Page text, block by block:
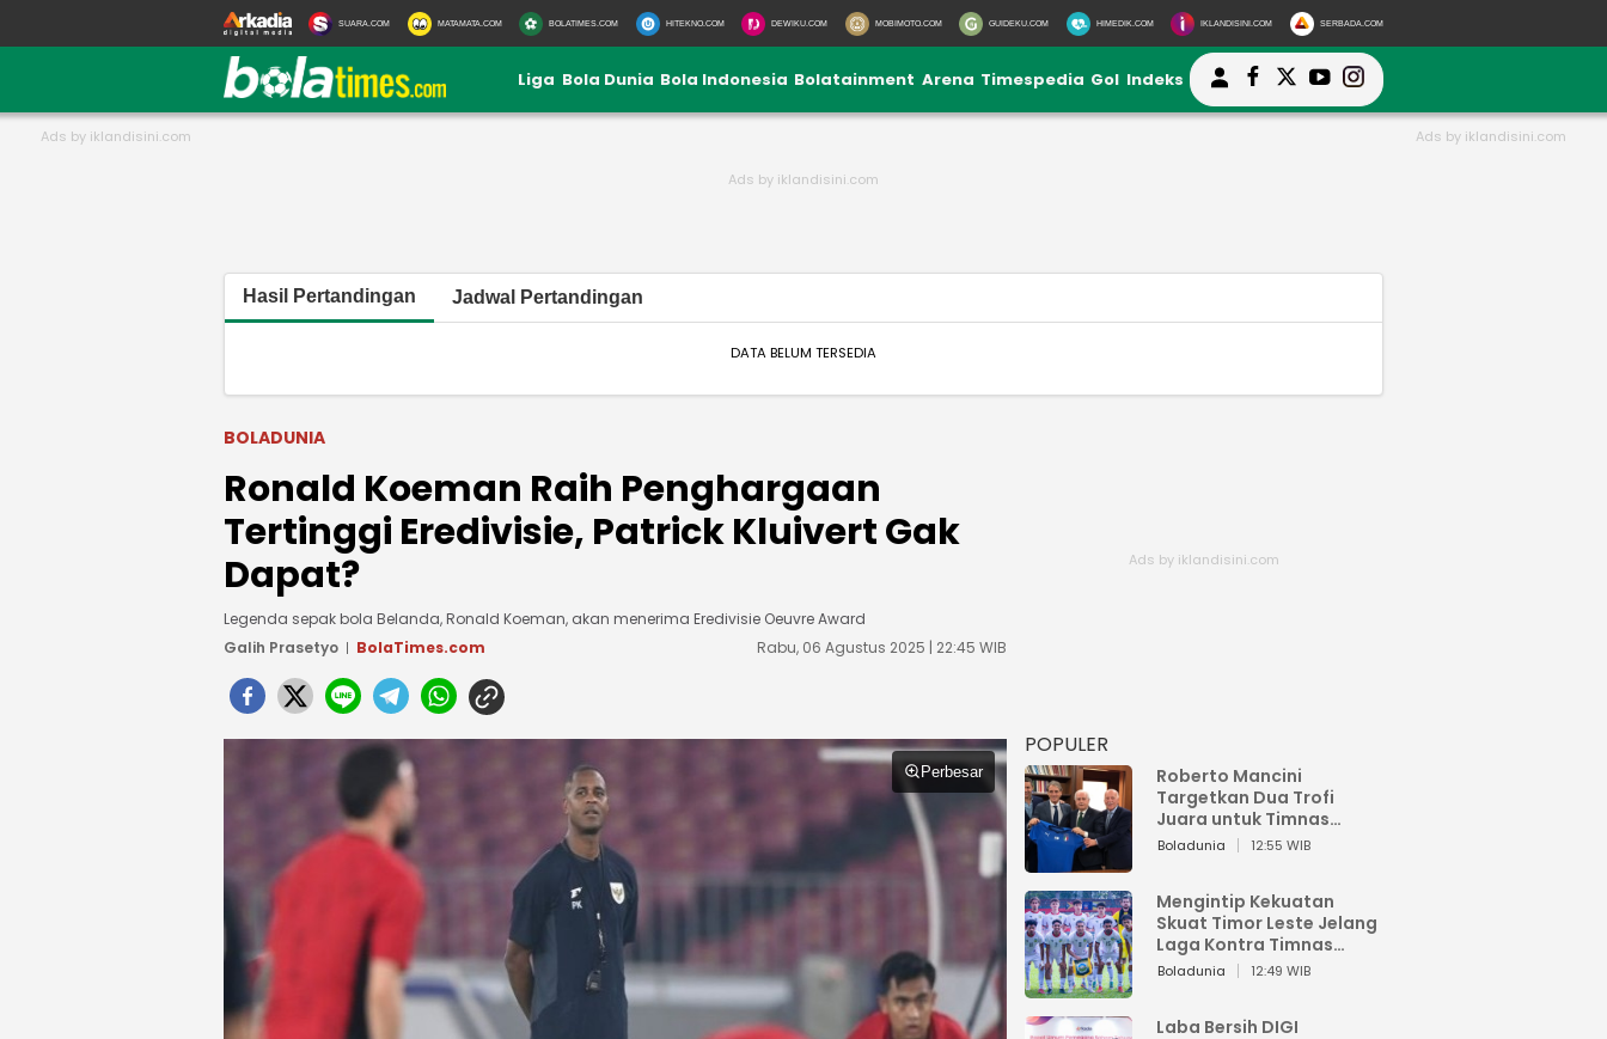
SUARA.COM MATAMATA.COM BOLATIMES.COM HITEKNO.COM DEWIKU.COM MOBIMOTO.COM GUIDEKU.COM HIMEDIK.COM IKLANDISINI.COM SERBADA.COM
Liga Bola Dunia Bola Indonesia Bolatainment Arena Timespedia Gol Indeks
Hasil Pertandingan Jadwal Pertandingan
DATA BELUM TERSEDIA
BOLADUNIA
Ronald Koeman Raih Penghargaan
Tertinggi Eredivisie, Patrick Kluivert Gak
Dapat?
Legenda sepak bola Belanda, Ronald Koeman, akan menerima Eredivisie Oeuvre Award
Galih Prasetyo
BolaTimes.com Rabu, 06 Agustus 2025 | 22:45 WIB
Perbesar
POPULER
Roberto Mancini
Targetkan Dua Trofi
Juara untuk Timnas
Italia
Boladunia 12:55 WIB
Mengintip Kekuatan
Skuat Timor Leste Jelang
Laga Kontra Timnas
Indonesia di Piala AFF
Boladunia 12:49 WIB
Laba Bersih DIGI